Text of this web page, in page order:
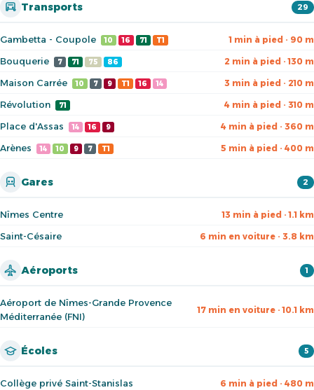
Transports 29
Gambetta - Coupole 10 16 71 T1 1 min à pied · 90 m
Bouquerie 7 71 75 86 2 min à pied · 130 m
Maison Carrée 10 7 9 T1 16 14 3 min à pied · 210 m
Révolution 71 4 min à pied · 310 m
Place d'Assas 14 16 9 4 min à pied · 360 m
Arènes 14 10 9 7 T1 5 min à pied · 400 m
Gares 2
Nîmes Centre 13 min à pied · 1.1 km
Saint-Césaire 6 min en voiture · 3.8 km
Aéroports 1
Aéroport de Nîmes-Grande Provence
Méditerranée (FNI)
17 min en voiture · 10.1 km
Écoles 5
Collège privé Saint-Stanislas 6 min à pied · 480 m